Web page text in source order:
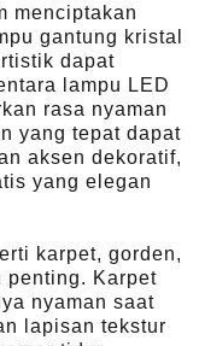
menciptakan
gantung kristal
dapat
lampu LED
rasa nyaman
yang tepat dapat
aksen dekoratif,
yang elegan
karpet, gorden,
penting. Karpet
nyaman saat
lapisan tekstur